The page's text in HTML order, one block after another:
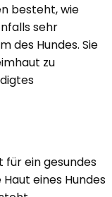
besteht, wie
sehr
des Hundes. Sie
zu
für ein gesundes
eines Hundes